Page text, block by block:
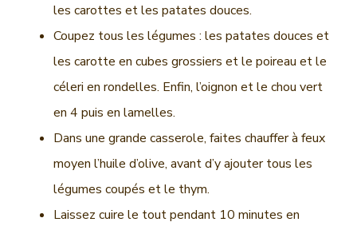
les carottes et les patates douces.
Coupez tous les légumes : les patates douces et
les carotte en cubes grossiers et le poireau et le
céleri en rondelles. Enfin, l’oignon et le chou vert
en 4 puis en lamelles.
Dans une grande casserole, faites chauffer à feux
moyen l’huile d’olive, avant d’y ajouter tous les
légumes coupés et le thym.
Laissez cuire le tout pendant 10 minutes en